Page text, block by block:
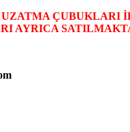
UZATMA
AYRICA